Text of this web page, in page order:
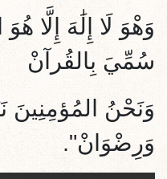
وَهْوَ لَا إِلَٰهَ إِلَّا
سُمِّيَ بِالقُرآنْ
وَنَحْنُ المُؤمِنِينَ
وَرِضْوَانْ".